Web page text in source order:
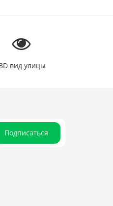
вид улицы
Подписаться